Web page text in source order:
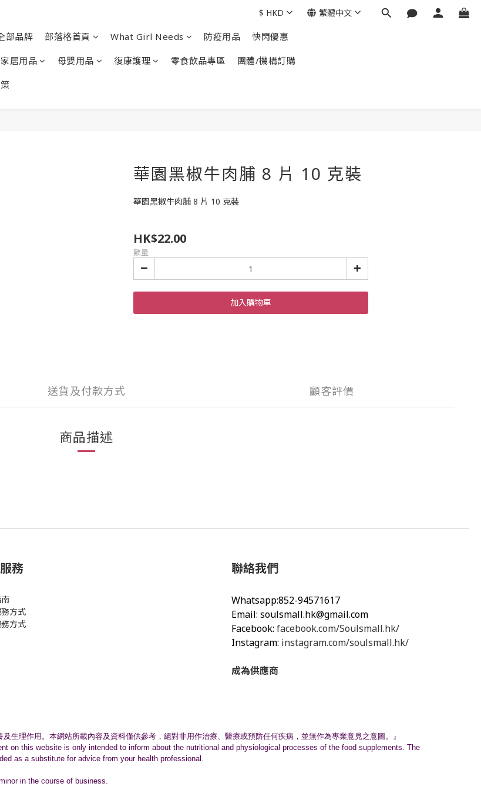
部品牌 部落格首頁 What Girl Needs 防疫用品 快閃優惠
家居用品 母嬰用品 復康護理 零食飲品專區 團體/機構訂購
$ HKD 繁體中文
華園黑椒牛肉脯 8 片 10 克裝
華園黑椒牛肉脯 8 片 10 克裝
HK$22.00
數量
加入購物車
送貨及付款方式 顧客評價
商品描述
務
方式
方式
聯絡我們
Whatsapp:852-94571617
Email: soulsmall.hk@gmail.com
Facebook: facebook.com/Soulsmall.hk/
Instagram: instagram.com/soulsmall.hk/
成為供應商
生理作用。 本網站所載內容及資料僅供參考，絕對非用作治療、 醫療或預防任何疾病，並無作為專業意見之意圖。』
on this website is only intended to inform about the nutritional and physiological processes of the food supplements. The
as a substitute for advice from your health professional.
in the course of business.